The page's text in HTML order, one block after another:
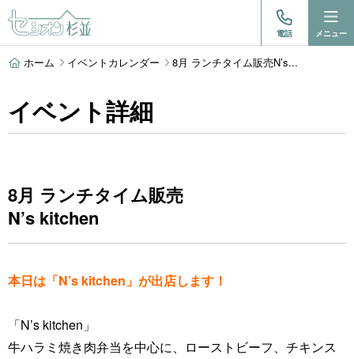
電話 メニュー
ホーム イベントカレンダー 8月 ランチタイム販売N’s...
イベント詳細
8月 ランチタイム販売
N’s kitchen
本日は「N’s kitchen」が出店します！
「N’s kitchen 」
牛ハラミ焼き肉弁当を中心に、ローストビーフ、チキンス